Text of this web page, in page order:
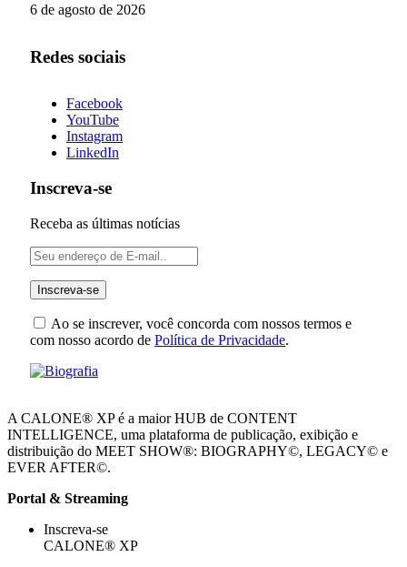
6 de agosto de 2026
Redes sociais
Facebook
YouTube
Instagram
LinkedIn
Inscreva-se
Receba as últimas notícias
Ao se inscrever, você concorda com nossos termos e
com nosso acordo de Política de Privacidade.
A CALONE® XP é a maior HUB de CONTENT
INTELLIGENCE, uma plataforma de publicação, exibição e
distribuição do MEET SHOW®: BIOGRAPHY©, LEGACY© e
EVER AFTER©.
Portal & Streaming
Inscreva-se
CALONE® XP